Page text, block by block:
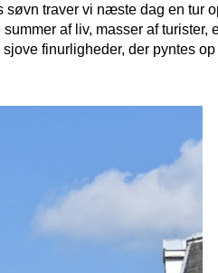
søvn traver vi næste dag en tur
af liv, masser af
finurligheder, der pyntes